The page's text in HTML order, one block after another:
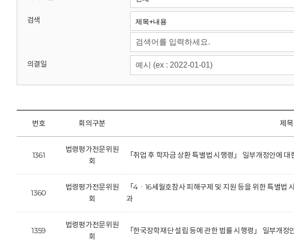
검색
의결일
번호 회의구분 제목
1361
법령평가전문위원
회
「취업 후 학자금 상환 특별법 시행령」 일부개정안에
1360
법령평가전문위원
회
「4ㆍ16세월호참사 피해구제 및 지원 등을 위한 특별법
과
1359
법령평가전문위원
회
「한국장학재단 설립 등에 관한 법률 시행령」 일부개